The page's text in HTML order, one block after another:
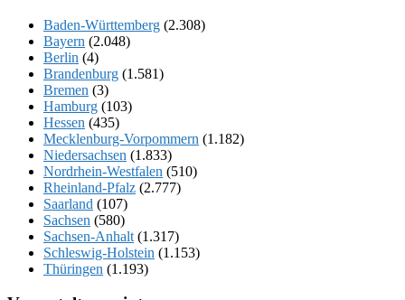
Baden-Württemberg (2.308)
Bayern (2.048)
Berlin (4)
Brandenburg (1.581)
Bremen (3)
Hamburg (103)
Hessen (435)
Mecklenburg-Vorpommern (1.182)
Niedersachsen (1.833)
Nordrhein-Westfalen (510)
Rheinland-Pfalz (2.777)
Saarland (107)
Sachsen (580)
Sachsen-Anhalt (1.317)
Schleswig-Holstein (1.153)
Thüringen (1.193)